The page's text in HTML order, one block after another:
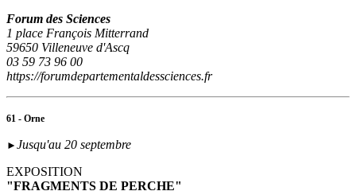
Forum des Sciences
1 place François Mitterrand
59650 Villeneuve d'Ascq
03 59 73 96 00
https://forumdepartementaldessciences.fr
61 - Orne
► Jusqu'au 20 septembre
EXPOSITION
"FRAGMENTS DE PERCHE"